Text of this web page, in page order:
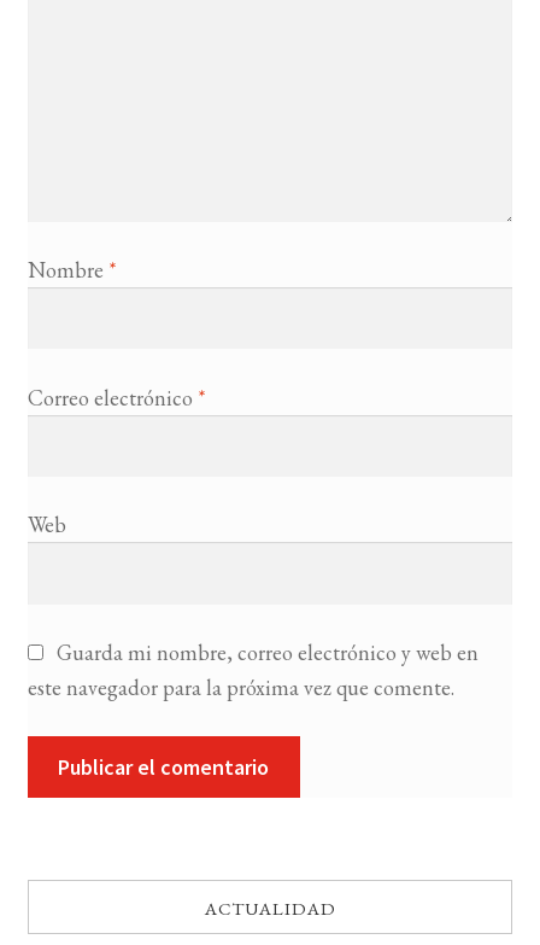
Nombre *
Correo electrónico *
Web
Guarda mi nombre, correo electrónico y web en
este navegador para la próxima vez que comente.
ACTUALIDAD